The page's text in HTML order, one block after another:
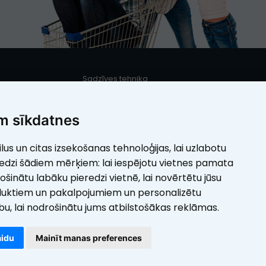
sīkdatnes
un citas izsekošanas tehnoloģijas, lai uzlabotu
šādiem mērķiem: lai iespējotu vietnes pamata
labāku pieredzi vietnē, lai novērtētu jūsu
un pakalpojumiem un personalizētu
, lai nodrošinātu jums atbilstošākas reklāmas.
Mainīt manas preferences
Sadzīves tehnika
Skaistumam